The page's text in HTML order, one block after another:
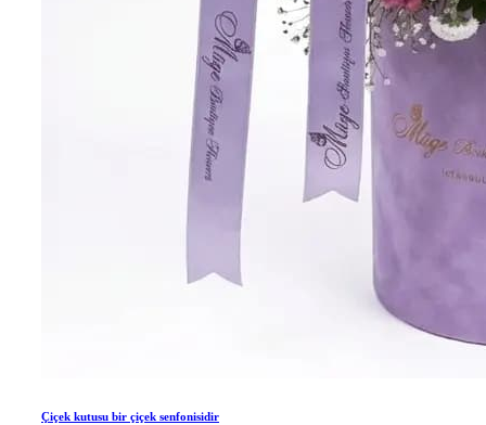
Çiçek kutusu bir çiçek senfonisidir